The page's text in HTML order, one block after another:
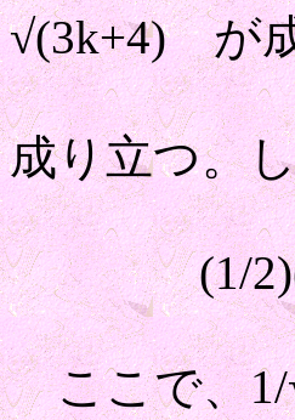
√(3k+4) が
成り立つ。
(1/2)(3/
ここで、1/